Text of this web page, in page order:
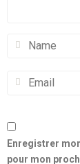
Enregistrer
pour mon